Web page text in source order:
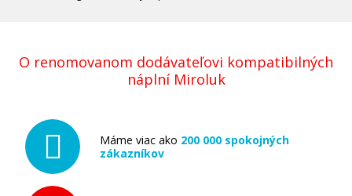
Originálna náplň Canon CLI-581 Y (Žltá)
O renomovanom dodávateľovi kompatibilných
náplní Miroluk
Máme viac ako 200 000 spokojných
zákazníkov